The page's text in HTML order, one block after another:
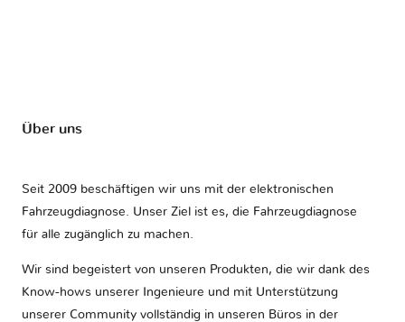
Über uns
Seit 2009 beschäftigen wir uns mit der elektronischen
Fahrzeugdiagnose. Unser Ziel ist es, die Fahrzeugdiagnose
für alle zugänglich zu machen.
Wir sind begeistert von unseren Produkten, die wir dank des
Know-hows unserer Ingenieure und mit Unterstützung
unserer Community vollständig in unseren Büros in der